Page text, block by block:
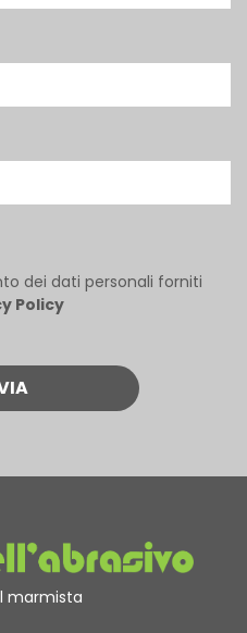
dei dati personali forniti
Policy
marmista